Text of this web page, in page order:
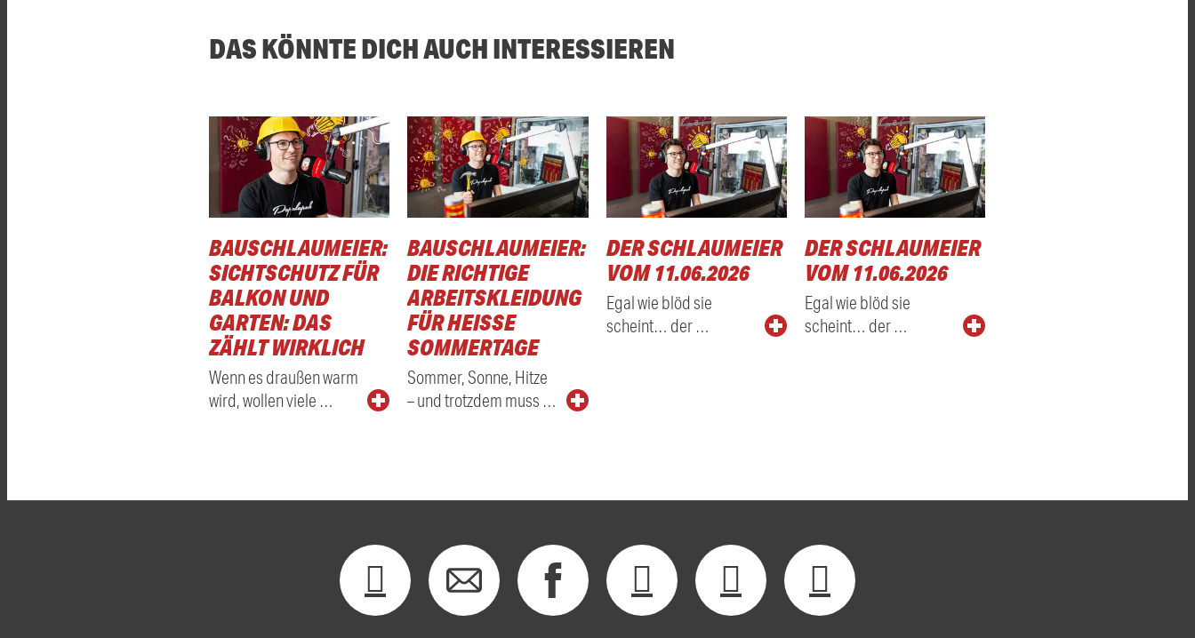
DAS KÖNNTE DICH AUCH INTERESSIEREN
BAUSCHLAUMEIER:
SICHTSCHUTZ FÜR
BALKON UND
GARTEN: DAS
ZÄHLT WIRKLICH
Wenn es draußen warm
wird, wollen viele …
BAUSCHLAUMEIER:
DIE RICHTIGE
ARBEITSKLEIDUNG
FÜR HEISSE S
OMMERTAGE
Sommer, Sonne, Hitze
– und trotzdem muss …
DER SCHLAUMEIER
VOM 11.06.2026
Egal wie blöd sie
scheint… der …
DER SCHLAUMEIER
VOM 11.06.2026
Egal wie blöd sie
scheint… der …